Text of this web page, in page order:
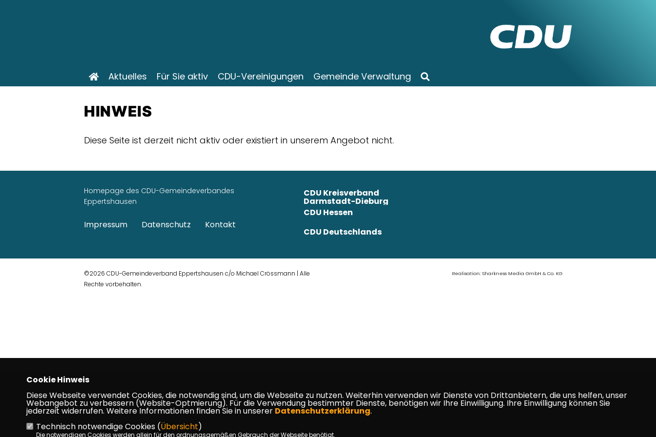
Aktuelles Für Sie aktiv CDU-Vereinigungen Gemeinde Verwaltung
HINWEIS
Diese Seite ist derzeit nicht aktiv oder existiert in unserem Angebot nicht.
Homepage des CDU-Gemeindeverbandes
Eppertshausen
Impressum Datenschutz Kontakt
CDU Kreisverband
Darmstadt-Dieburg
CDU Hessen
CDU Deutschlands
©2026 CDU-Gemeindeverband Eppertshausen c/o Michael Crössmann | Alle
Rechte vorbehalten.
Realisation: Sharkness Media GmbH & Co. KG
Cookie Hinweis
Diese Webseite verwendet Cookies, die notwendig sind, um die Webseite zu nutzen. Weiterhin verwenden wir Dienste von Drittanbietern, die uns helfen, unser
Webangebot zu verbessern (Website-Optmierung). Für die Verwendung bestimmter Dienste, benötigen wir Ihre Einwilligung. Ihre Einwilligung können Sie
jederzeit widerrufen. Weitere Informationen finden Sie in unserer Datenschutzerklärung.
Technisch notwendige Cookies (Übersicht)
Die notwendigen Cookies werden allein für den ordnungsgemäßen Gebrauch der Webseite benötigt.